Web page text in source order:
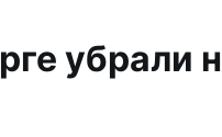
убрали